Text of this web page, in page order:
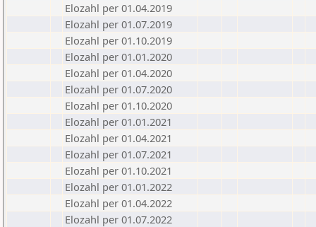
Elozahl per 01.04.2019
Elozahl per 01.07.2019
Elozahl per 01.10.2019
Elozahl per 01.01.2020
Elozahl per 01.04.2020
Elozahl per 01.07.2020
Elozahl per 01.10.2020
Elozahl per 01.01.2021
Elozahl per 01.04.2021
Elozahl per 01.07.2021
Elozahl per 01.10.2021
Elozahl per 01.01.2022
Elozahl per 01.04.2022
Elozahl per 01.07.2022